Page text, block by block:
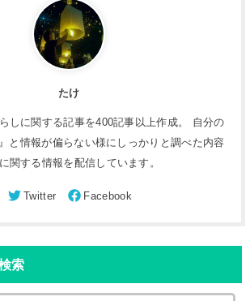
たけ
しに関する記事を400記事以上作成。 自分の
と情報が偏らない様にしっかりと調べた内容
関する情報を配信しています。
索